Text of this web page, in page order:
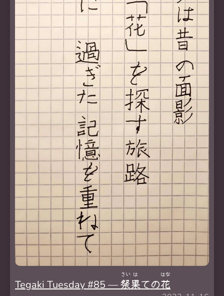
Tegaki Tuesday #85 —祭
さい
果
は
ての花
はな